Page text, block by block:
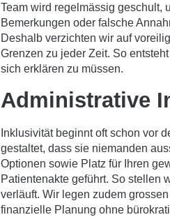
Team wird regelmässig geschult,
Bemerkungen oder falsche
Deshalb verzichten wir auf
Grenzen zu jeder Zeit. So
sich erklären zu müssen.
Administrative
Inklusivität beginnt oft schon vor
gestaltet, dass sie niemanden
Optionen sowie Platz für Ihren
Patientenakte geführt. So stellen
verläuft. Wir legen zudem
finanzielle Planung ohne